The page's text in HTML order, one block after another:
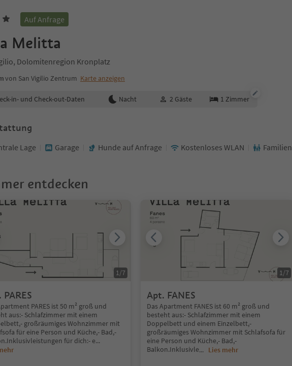
Auf Anfrage
Melitta
Dolomitenregion Kronplatz
von San Vigilio Zentrum Karte anzeigen
bearbeiten
in- und Check-out-Daten Nacht 2 Gäste 1 Zimmer
Lage Garage Hunde auf Anfrage Kostenloses WLAN Familien
entdecken
PARES ist 50 m² groß und
aus:- Schlafzimmer mit einem
großräumiges Wohnzimmer mit
für eine Person und Küche,- Bad,-
für dich:- e...
1/7
Apt. FANES
Das Apartment FANES ist 60 m² groß und
besteht aus:- Schlafzimmer mit einem
Doppelbett und einem Einzelbett,-
großräumiges Wohnzimmer mit Schlafsofa für
eine Person und Küche,- Bad,-
Balkon.Inklusivle... Lies mehr
1/7